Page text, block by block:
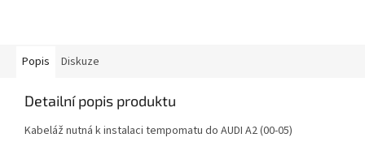
Popis Diskuze
Detailní popis produktu
Kabeláž nutná k instalaci tempomatu do AUDI A2 (00-05)